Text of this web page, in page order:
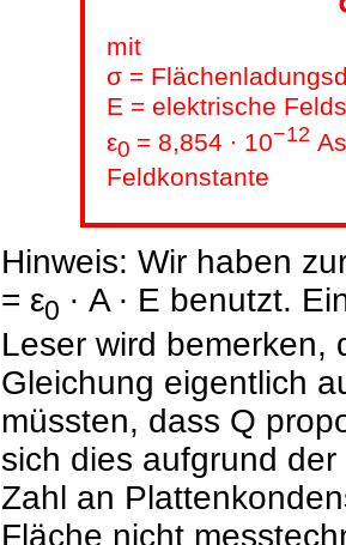
mit
σ =
E = elektrische
ε0 = 8,854 ∙ 10−12
Feldkonstante
Hinweis: Wir haben
= ε0 ∙ A ∙ E benutzt.
Leser wird bemerken,
Gleichung eigentlich
müssten, dass Q
sich dies aufgrund
Zahl an
Fläche nicht